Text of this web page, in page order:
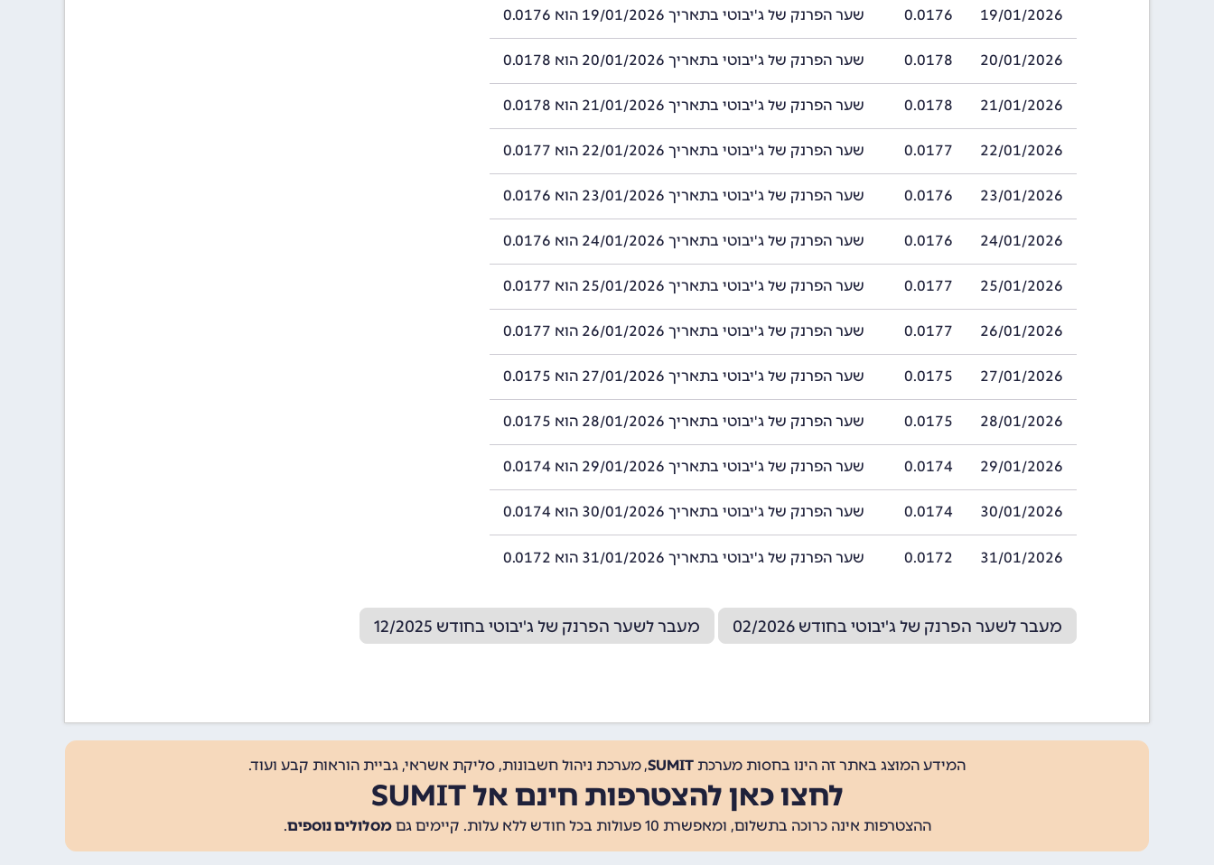
19/01/2026
0.0176 שער הפרנק של ג'יבוטי בתאריך 19/01/2026 הוא 0.0176
20/01/2026
0.0178 שער הפרנק של ג'יבוטי בתאריך 20/01/2026 הוא 0.0178
21/01/2026
0.0178 שער הפרנק של ג'יבוטי בתאריך 21/01/2026 הוא 0.0178
22/01/2026
0.0177 שער הפרנק של ג'יבוטי בתאריך 22/01/2026 הוא 0.0177
23/01/2026
0.0176 שער הפרנק של ג'יבוטי בתאריך 23/01/2026 הוא 0.0176
24/01/2026
0.0176 שער הפרנק של ג'יבוטי בתאריך 24/01/2026 הוא 0.0176
25/01/2026
0.0177 שער הפרנק של ג'יבוטי בתאריך 25/01/2026 הוא 0.0177
26/01/2026
0.0177 שער הפרנק של ג'יבוטי בתאריך 26/01/2026 הוא 0.0177
27/01/2026
0.0175 שער הפרנק של ג'יבוטי בתאריך 27/01/2026 הוא 0.0175
28/01/2026
0.0175 שער הפרנק של ג'יבוטי בתאריך 28/01/2026 הוא 0.0175
29/01/2026
0.0174 שער הפרנק של ג'יבוטי בתאריך 29/01/2026 הוא 0.0174
30/01/2026
0.0174 שער הפרנק של ג'יבוטי בתאריך 30/01/2026 הוא 0.0174
31/01/2026
0.0172 שער הפרנק של ג'יבוטי בתאריך 31/01/2026 הוא 0.0172
מעבר לשער הפרנק של ג'יבוטי בחודש 02/2026 מעבר לשער הפרנק של ג'יבוטי בחודש 12/2025
המידע המוצג באתר זה הינו בחסות מערכת SUMIT, מערכת ניהול חשבונות, סליקת אשראי, גביית הוראות קבע ועוד.
לחצו כאן להצטרפות חינם אל SUMIT
ההצטרפות אינה כרוכה בתשלום, ומאפשרת 10 פעולות בכל חודש ללא עלות. קיימים גם מסלולים נוספים.